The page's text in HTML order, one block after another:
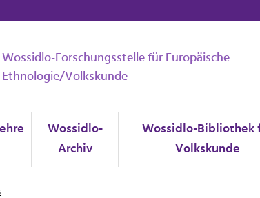
Wossidlo-Forschungsstelle für Europäische
Ethnologie/Volkskunde
Wossidlo-
Archiv
Wossidlo-Bibliothek
Volkskunde